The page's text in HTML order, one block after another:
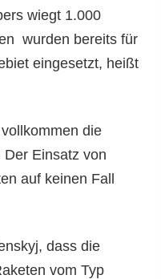
wiegt 1.000
wurden bereits für
eingesetzt, heißt
die
Der Einsatz von
auf keinen Fall
dass die
vom Typ